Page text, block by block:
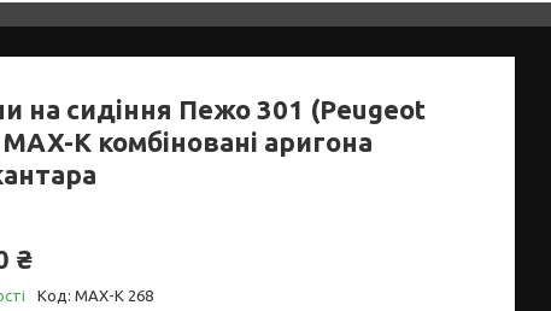
на сидіння Пежо 301 (Peugeot
K комбіновані аригона
₴
Код: MAX-K 268